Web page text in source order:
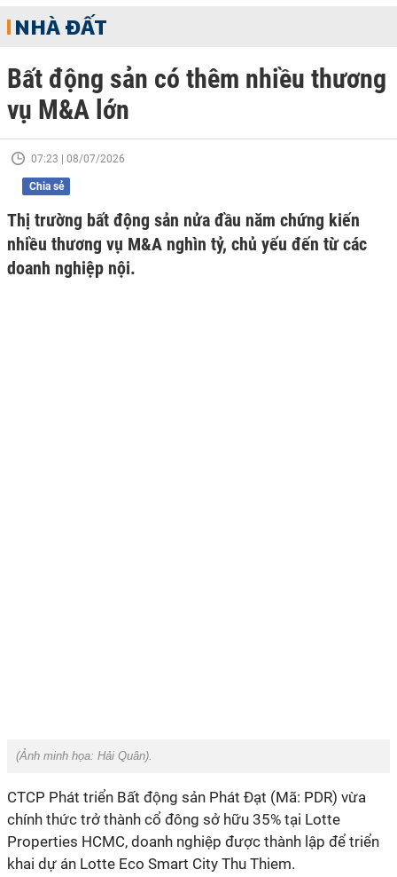
NHÀ ĐẤT
Bất động sản có thêm nhiều thương
vụ M&A lớn
07:23 | 08/07/2026
Chia sẻ
Thị trường bất động sản nửa đầu năm chứng kiến
nhiều thương vụ M&A nghìn tỷ, chủ yếu đến từ các
doanh nghiệp nội.
(Ảnh minh họa: Hải Quân).
CTCP Phát triển Bất động sản Phát Đạt (Mã: PDR) vừa
chính thức trở thành cổ đông sở hữu 35% tại Lotte
Properties HCMC, doanh nghiệp được thành lập để triển
khai dự án Lotte Eco Smart City Thu Thiem.